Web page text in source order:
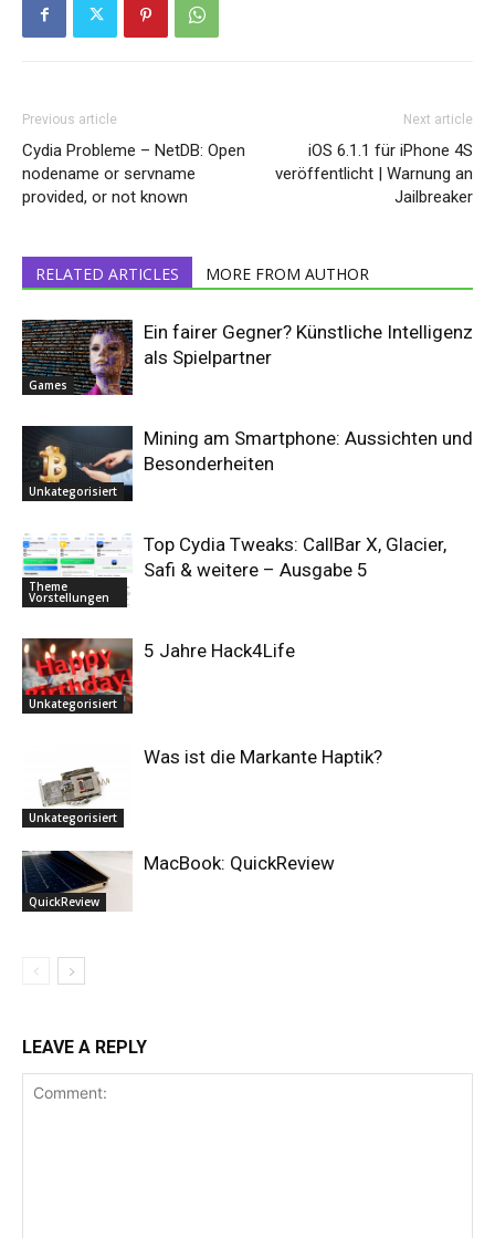
Previous article
Cydia Probleme – NetDB: Open
nodename or servname
provided, or not known
Next article
iOS 6.1.1 für iPhone 4S
veröffentlicht | Warnung an
Jailbreaker
RELATED ARTICLES MORE FROM AUTHOR
Games
Ein fairer Gegner? Künstliche Intelligenz
als Spielpartner
Unkategorisiert
Mining am Smartphone: Aussichten und
Besonderheiten
Theme
Vorstellungen
Top Cydia Tweaks: CallBar X, Glacier,
Safi & weitere – Ausgabe 5
Unkategorisiert
5 Jahre Hack4Life
Unkategorisiert
Was ist die Markante Haptik?
QuickReview
MacBook: QuickReview
LEAVE A REPLY